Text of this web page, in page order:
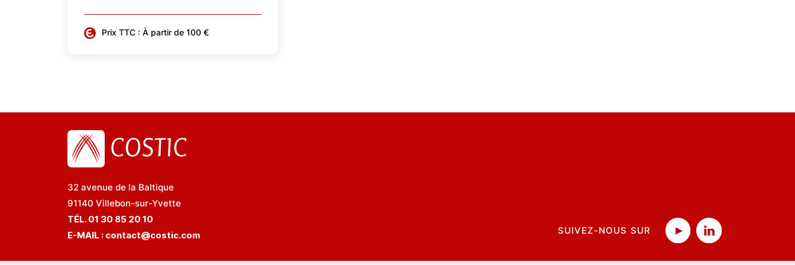
Prix TTC : À partir de 100 €
32 avenue de la Baltique
91140 Villebon-sur-Yvette
TÉL. 01 30 85 20 10
E-MAIL : contact@costic.com SUIVEZ-NOUS SUR